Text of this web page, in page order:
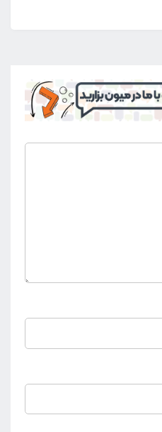
آن پرداخت نمایند. خرید
خانوادگی ضخیم با این
به صورت تلفنی ، اینترنتی و